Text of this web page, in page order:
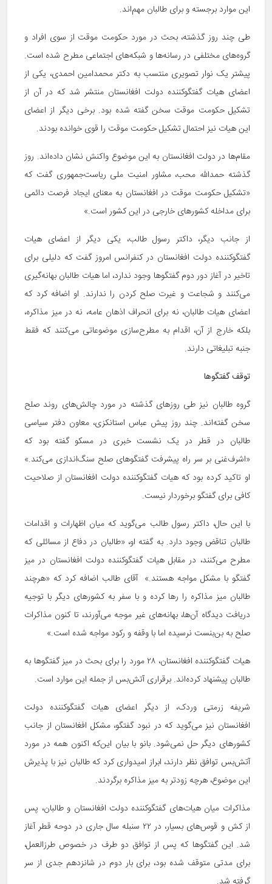
این موارد برجسته و برای طالبان مهم‌اند.
طی چند روز گذشته، بحث در مورد حکومت موقت از سوی افراد و
گروه‌های مختلفی در رسانه‌ها و شبکه‌های اجتماعی مطرح شده است.
پیشتر یک نوار تصویری منتسب به دکتر محمدامین احمدی، یکی از
اعضای هیات گفتگوکننده دولت افغانستان منتشر شد که در آن از
تشکیل حکومت موقت سخن گفته شده بود. برخی دیگر از اعضای
این هیات نیز احتمال تشکیل حکومت موقت را قوی خوانده بودند.
مقام‌ها در دولت افغانستان به این موضوع واکنش نشان داده‌اند. روز
گذشته حمدالله محب، مشاور امنیت ملی ریاست‌جمهوری گفت که
«تشکیل حکومت موقت در افغانستان به معنای ایجاد فرصت دائمی
برای مداخله کشورهای خارجی در این کشور است.»
از جانب دیگر، داکتر رسول طالب، یکی دیگر از اعضای هیات
گفتگوکننده دولت افغانستان در کنفرانس امروز گفت که دلیلی برای
تاخیر در آغاز دور دوم گفتگوها وجود ندارد، اما هیات طالبان بهانه‌گیری
می‌کنند و شجاعت و غیرت صلح کردن را ندارند. او اضافه کرد که
اعضای هیات طالبان، نه برای انحراف اذهان عامه، نه در میز مذاکره،
بلکه خارج از آن، اقدام به مطرح‌سازی موضوعاتی می‌کنند که فقط
جنبه تبلیغاتی دارند.
توقف گفتگوها
گروه طالبان نیز طی روزهای گذشته در مورد چالش‌های روند صلح
سخن گفته‌اند. چند روز پیش عباس استانکزی، معاون دفتر سیاسی
طالبان در قطر در یک نشست خبری در مسکو گفته بود که
«اشرف‌غنی بر سر راه پیشرفت گفتگوهای صلح سنگ‌اندازی می‌کند.»
او تاکید کرده بود که هیات گفتگوکننده دولت افغانستان از صلاحیت
کافی برای گفتگو برخوردار نیست.
با این حال، داکتر رسول طالب می‌گوید که میان اظهارات و اقدامات
طالبان تناقض وجود دارد. به گفته او، «طالبان در دفاع از مسائلی که
مطرح می‌کنند، در مقابل هیات گفتگوکننده دولت افغانستان در میز
گفتگو با مشکل مواجه هستند.» آقای طالب اضافه کرد که «هرچند
طالبان میز مذاکره را رها کرده و با سفر به کشورهای دیگر با توجیه
دریافت دیدگاه آن‌ها، بهانه‌های غیر موجه می‌آورند، تا کنون مذاکرات
صلح به بن‌بنست نرسیده اما با وقفه و رکود مواجه شده است.»
هیات گفتگوکننده افغانستان، ۲۸ مورد را برای بحث در میز گفتگوها به
طالبان پیشنهاد کرده‌اند. برقراری آتش‌بس از جمله این موارد است.
شریفه زرمتی وردک، از دیگر اعضای هیات گفتگوکننده دولت
افغانستان نیز می‌گوید که در نبود گفتگو، مشکل افغانستان از جانب
کشورهای دیگر حل نمی‌شود. بانو با بیان این‌که اکنون همه در مورد
آتش‌بس توافق نظر دارند، ابراز امیدواری کرد که طالبان نیز با پذیرش
این موضوع، هرچه زودتر به میز مذاکره برگردند.
مذاکرات میان هیات‌های گفتگوکننده دولت افغانستان و طالبان، پس
از کش و قوس‌های بسیار، در ۲۲ سنبله سال جاری در دوحه قطر آغاز
شد. این گفتگوها که پس از توافق دو طرف در خصوص طرزالعمل،
برای مدتی متوقف شده بود، برای بار دوم در شانزدهم جدی از سر